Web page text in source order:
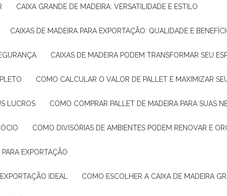
CAIXA GRANDE DE MADEIRA: VERSATILIDADE E ESTILO
CAIXAS DE MADEIRA PARA EXPORTAÇÃO: QUALIDADE E
CAIXAS DE MADEIRA PODEM TRANSFORMAR SEU
COMO CALCULAR O VALOR DE PALLET E MAXIMIZAR
LUCROS COMO COMPRAR PALLET DE MADEIRA PARA SUAS
COMO DIVISÓRIAS DE AMBIENTES PODEM RENOVAR E
EXPORTAÇÃO
IDEAL COMO ESCOLHER A CAIXA DE MADEIRA